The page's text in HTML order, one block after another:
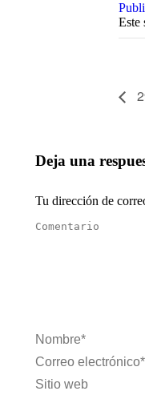
Este
Deja una
Tu dirección de
Comentario
Nombre *
Correo electrónico *
Sitio web